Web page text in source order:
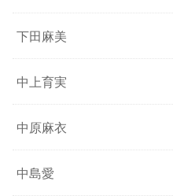
下田麻美
中上育実
中原麻衣
中島愛